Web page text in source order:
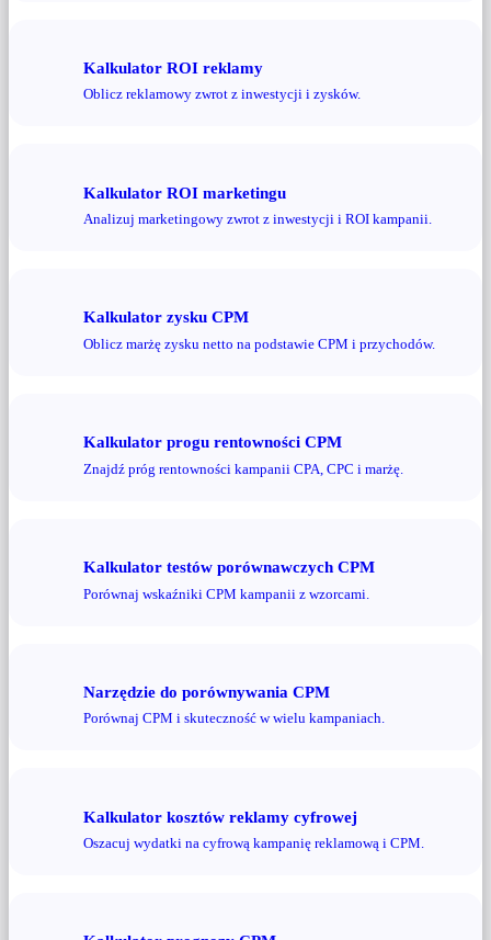
Kalkulator ROI reklamy
Oblicz reklamowy zwrot z inwestycji i zysków.
Kalkulator ROI marketingu
Analizuj marketingowy zwrot z inwestycji i ROI kampanii.
Kalkulator zysku CPM
Oblicz marżę zysku netto na podstawie CPM i przychodów.
Kalkulator progu rentowności CPM
Znajdź próg rentowności kampanii CPA, CPC i marżę.
Kalkulator testów porównawczych CPM
Porównaj wskaźniki CPM kampanii z wzorcami.
Narzędzie do porównywania CPM
Porównaj CPM i skuteczność w wielu kampaniach.
Kalkulator kosztów reklamy cyfrowej
Oszacuj wydatki na cyfrową kampanię reklamową i CPM.